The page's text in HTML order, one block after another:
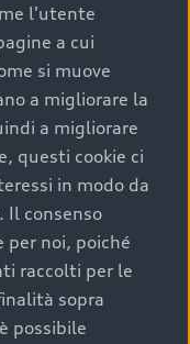
una maggiore
manutenzione
interni: una
e attenzione del
e
garantiscono
l'utente
a cui
si muove
a migliorare la
a migliorare
questi cookie ci
in modo da
consenso
per noi, poiché
raccolti per le
sopra
possibile